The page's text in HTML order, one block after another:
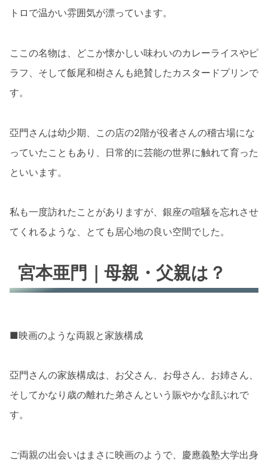
トロで温かい雰囲気が漂っています。
ここの名物は、どこか懐かしい味わいのカレーライスやピ
ラフ、そして飯尾和樹さんも絶賛したカスタードプリンで
す。
亞門さんは幼少期、この店の2階が役者さんの稽古場にな
っていたこともあり、日常的に芸能の世界に触れて育った
といいます。
私も一度訪れたことがありますが、銀座の喧騒を忘れさせ
てくれるような、とても居心地の良い空間でした。
宮本亜門｜母親・父親は？
■映画のような両親と家族構成
亞門さんの家族構成は、お父さん、お母さん、お姉さん、
そしてかなり歳の離れた弟さんという賑やかな顔ぶれで
す。
ご両親の出会いはまさに映画のようで、慶應義塾大学出身